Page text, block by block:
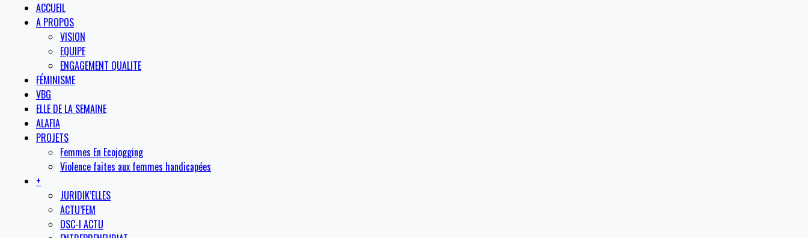
ACCUEIL
A PROPOS
VISION
EQUIPE
ENGAGEMENT QUALITE
FÉMINISME
VBG
ELLE DE LA SEMAINE
ALAFIA
PROJETS
Femmes En Ecojogging
Violence faites aux femmes handicapées
+
JURIDIK’ELLES
ACTU’FEM
OSC-I ACTU